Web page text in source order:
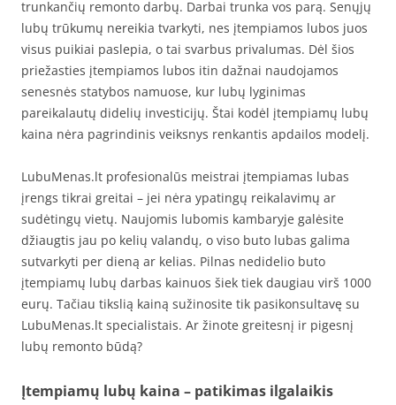
trunkančių remonto darbų. Darbai trunka vos parą. Senųjų
lubų trūkumų nereikia tvarkyti, nes įtempiamos lubos juos
visus puikiai paslepia, o tai svarbus privalumas. Dėl šios
priežasties įtempiamos lubos itin dažnai naudojamos
senesnės statybos namuose, kur lubų lyginimas
pareikalautų didelių investicijų. Štai kodėl įtempiamų lubų
kaina nėra pagrindinis veiksnys renkantis apdailos modelį.
LubuMenas.lt profesionalūs meistrai įtempiamas lubas
įrengs tikrai greitai – jei nėra ypatingų reikalavimų ar
sudėtingų vietų. Naujomis lubomis kambaryje galėsite
džiaugtis jau po kelių valandų, o viso buto lubas galima
sutvarkyti per dieną ar kelias. Pilnas nedidelio buto
įtempiamų lubų darbas kainuos šiek tiek daugiau virš 1000
eurų. Tačiau tikslią kainą sužinosite tik pasikonsultavę su
LubuMenas.lt specialistais. Ar žinote greitesnį ir pigesnį
lubų remonto būdą?
Įtempiamų lubų kaina – patikimas ilgalaikis